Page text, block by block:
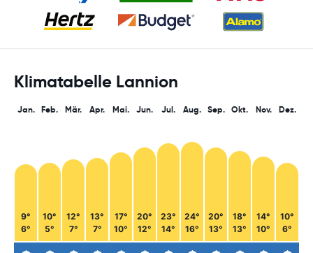
Klimatabelle Lannion
Jan.
9°
6°
Feb.
10°
5°
Mär.
12°
7°
Apr.
13°
7°
Mai.
17°
10°
Jun.
20°
12°
Jul.
23°
14°
Aug.
24°
16°
Sep.
20°
13°
Okt.
18°
13°
Nov.
14°
10°
Dez.
10°
6°